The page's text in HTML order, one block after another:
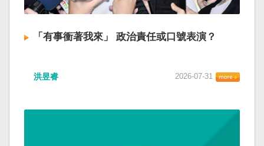
「有事衝著我來」 政治責任或口號表演？
洪昱睿 2026-07-31